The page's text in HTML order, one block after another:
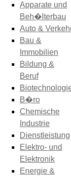
Apparate und
Beh�lterbau
Auto &
Bau &
Immobilien
Bildung &
Beruf
B�ro
Chemische
Industrie
Dienstleistung
Elektro- und
Elektronik
Energie &